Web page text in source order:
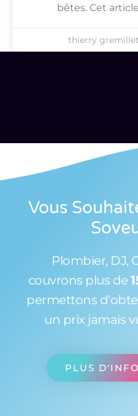
bêtes. Cet
thierry gremillet
Vous
Plombier, DJ,
couvrons plus de
permettons
un prix jamais
PLUS